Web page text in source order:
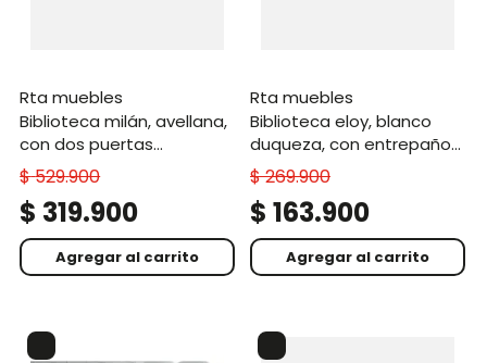
rta muebles
biblioteca milán, avellana,
con dos puertas
abatibles y tres
entrepaños
$529.900
$ 319.900
Agregar al carrito
rta muebles
biblioteca eloy, blanco
duqueza, con entrepaños
para ubicar objetos
decorativos
$269.900
$ 163.900
Agregar al carrito